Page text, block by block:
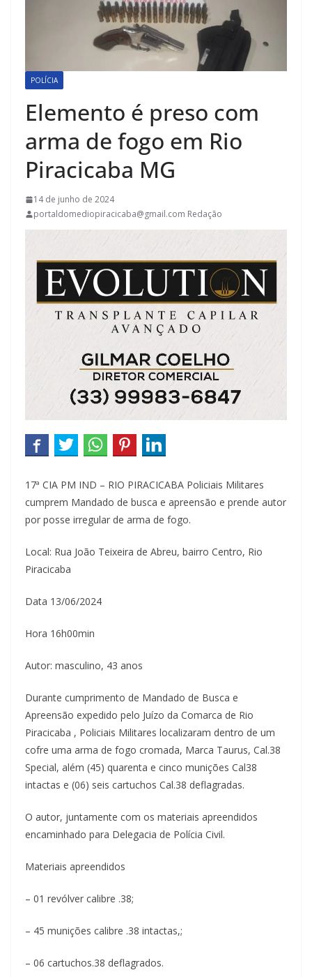
POLÍCIA
Elemento é preso com
arma de fogo em Rio
Piracicaba MG
14 de junho de 2024
portaldomediopiracicaba@gmail.com Redação
17ª CIA PM IND – RIO PIRACICABA Policiais Militares
cumprem Mandado de busca e apreensão e prende autor
por posse irregular de arma de fogo.
Local: Rua João Teixeira de Abreu, bairro Centro, Rio
Piracicaba
Data 13/06/2024
Hora 16h00min
Autor: masculino, 43 anos
Durante cumprimento de Mandado de Busca e
Apreensão expedido pelo Juízo da Comarca de Rio
Piracicaba , Policiais Militares localizaram dentro de um
cofre uma arma de fogo cromada, Marca Taurus, Cal.38
Special, além (45) quarenta e cinco munições Cal38
intactas e (06) seis cartuchos Cal.38 deflagradas.
O autor, juntamente com os materiais apreendidos
encaminhado para Delegacia de Polícia Civil.
Materiais apreendidos
– 01 revólver calibre .38;
– 45 munições calibre .38 intactas,;
– 06 cartuchos.38 deflagrados.